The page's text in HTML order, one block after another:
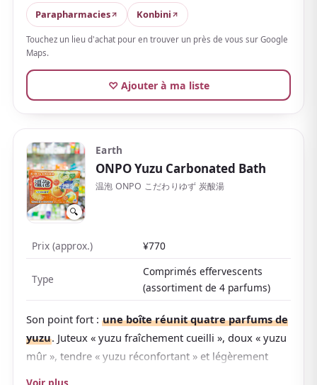
parfum est un ramune (soda) frais et l'eau prend
un bleu ciel limpide .
La sensation après le bain est nette et rafraîchissante,
facile à utiliser même en saison moite. Outre le flacon
avec doseur et les recharges, il existe aussi des
souvenir.
Avec une riche gamme de parfums et de formules,
vous pouvez en choisir un selon votre humeur.
Parapharmacies
Konbini
Touchez un lieu d'achat pour en trouver un près de vous sur Google
Maps.
♡ Ajouter à ma liste
🔍
Earth
ONPO Yuzu Carbonated Bath
温泡 ONPO こだわりゆず 炭酸湯
Prix (approx.) ¥770
Type
Comprimés effervescents
(assortiment de 4 parfums)
Son point fort : une boîte réunit quatre parfums de
yuzu. Juteux « yuzu fraîchement cueilli », doux « yuzu
mûr », tendre « yuzu réconfortant » et légèrement